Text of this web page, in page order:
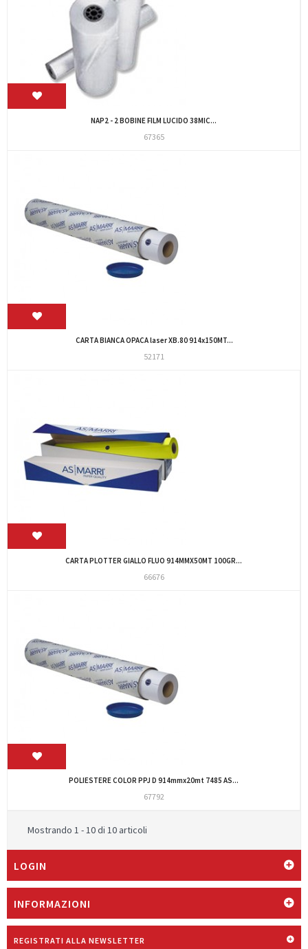
NAP2 - 2 BOBINE FILM LUCIDO 38MIC...
67365
CARTA BIANCA OPACA laser XB.80 914x150MT...
52171
CARTA PLOTTER GIALLO FLUO 914MMX50MT 100GR...
66676
POLIESTERE COLOR PPJ D 914mmx20mt 7485 AS...
67792
Mostrando 1 - 10 di 10 articoli
LOGIN
INFORMAZIONI
REGISTRATI ALLA NEWSLETTER